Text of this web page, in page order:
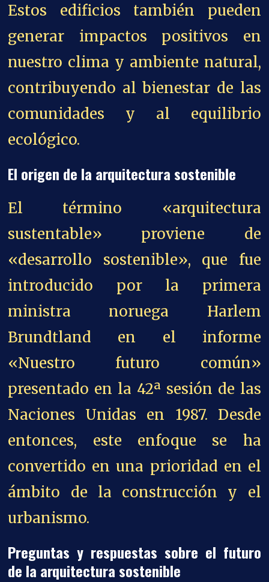
Estos edificios también pueden
generar impactos positivos en
nuestro clima y ambiente natural,
contribuyendo al bienestar de las
comunidades y al equilibrio
ecológico.
El origen de la arquitectura sostenible
El término «arquitectura
sustentable» proviene de
«desarrollo sostenible», que fue
introducido por la primera
ministra noruega Harlem
Brundtland en el informe
«Nuestro futuro común»
presentado en la 42ª sesión de las
Naciones Unidas en 1987. Desde
entonces, este enfoque se ha
convertido en una prioridad en el
ámbito de la construcción y el
urbanismo.
Preguntas y respuestas sobre el futuro
de la arquitectura sostenible